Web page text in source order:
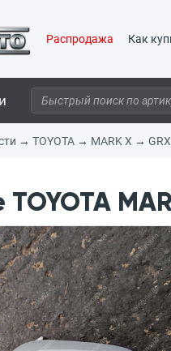
Распродажа Как
→ TOYOTA → MARK X →